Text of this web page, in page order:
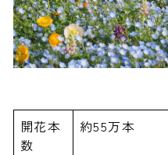
開花本
数
約55万本